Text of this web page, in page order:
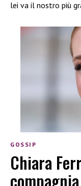
lei va il nostro più
GOSSIP
Chiara